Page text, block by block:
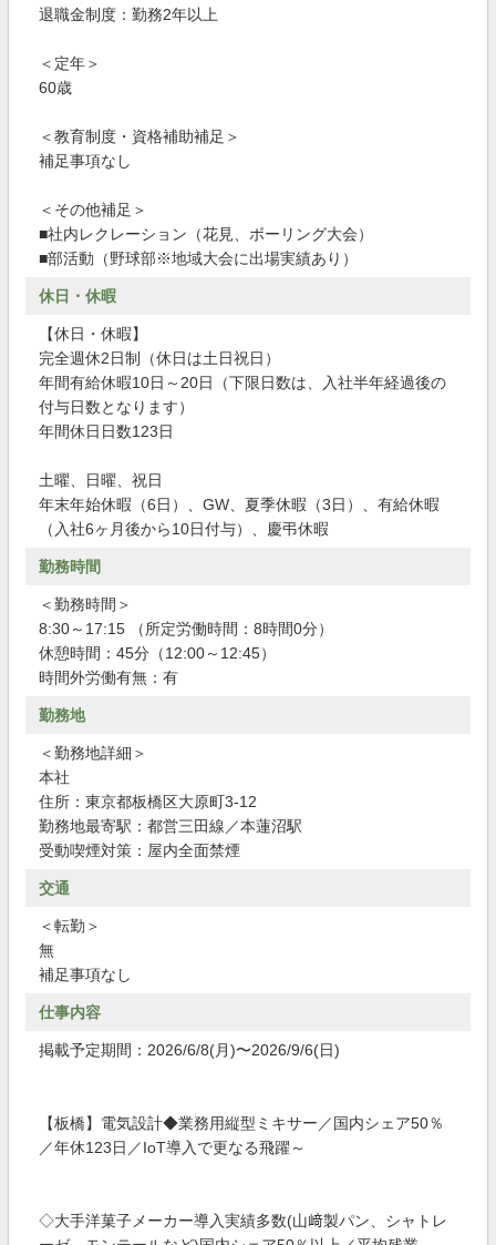
退職金制度：勤務2年以上
＜定年＞
60歳
＜教育制度・資格補助補足＞
補足事項なし
＜その他補足＞
■社内レクレーション（花見、ボーリング大会）
■部活動（野球部※地域大会に出場実績あり）
休日・休暇
【休日・休暇】
完全週休2日制（休日は土日祝日）
年間有給休暇10日～20日（下限日数は、入社半年経過後の
付与日数となります）
年間休日日数123日
土曜、日曜、祝日
年末年始休暇（6日）、GW、夏季休暇（3日）、有給休暇
（入社6ヶ月後から10日付与）、慶弔休暇
勤務時間
＜勤務時間＞
8:30～17:15 （所定労働時間：8時間0分）
休憩時間：45分（12:00～12:45）
時間外労働有無：有
勤務地
＜勤務地詳細＞
本社
住所：東京都板橋区大原町3-12
勤務地最寄駅：都営三田線／本蓮沼駅
受動喫煙対策：屋内全面禁煙
交通
＜転勤＞
無
補足事項なし
仕事内容
掲載予定期間：2026/6/8(月)〜2026/9/6(日)
【板橋】電気設計◆業務用縦型ミキサー／国内シェア50％
／年休123日／IoT導入で更なる飛躍～
◇大手洋菓子メーカー導入実績多数(山﨑製パン、シャトレ